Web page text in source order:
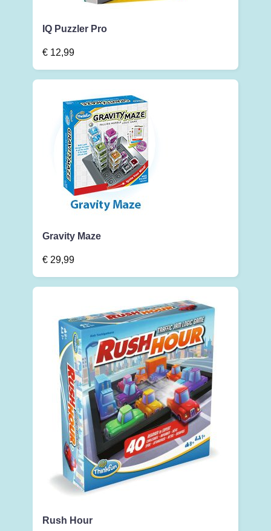
IQ Puzzler Pro
€ 12,99
Gravity Maze
€ 29,99
Rush Hour